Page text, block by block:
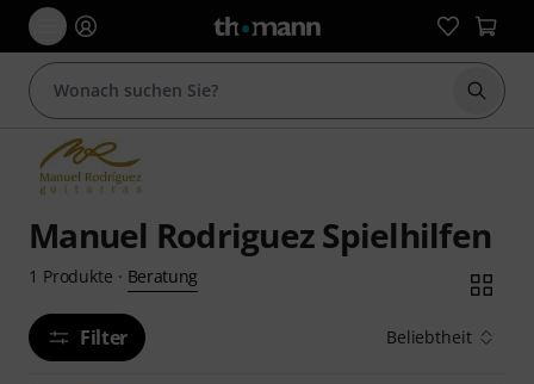
Suche
Manuel Rodriguez Spielhilfen
1 Produkte · Beratung
Filter Beliebtheit